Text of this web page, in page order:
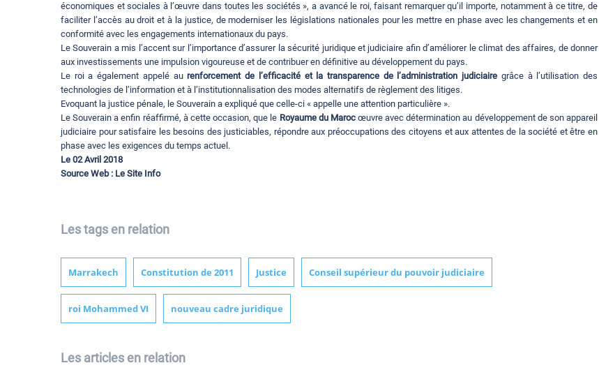
économiques et sociales à l’œuvre dans toutes les sociétés », a avancé le roi, faisant remarquer qu’il importe, notamment à ce titre, de
faciliter l’accès au droit et à la justice, de moderniser les législations nationales pour les mettre en phase avec les changements et en
conformité avec les engagements internationaux du pays.
Le Souverain a mis l’accent sur l’importance d’assurer la sécurité juridique et judiciaire afin d’améliorer le climat des affaires, de donner
aux investissements une impulsion vigoureuse et de contribuer en définitive au développement du pays.
Le roi a également appelé aurenforcement de l’efficacité et la transparence de l’administration judiciaire grâce à l’utilisation des
technologies de l’information et à l’institutionnalisation des modes alternatifs de règlement des litiges.
Evoquant la justice pénale, le Souverain a expliqué que celle-ci « appelle une attention particulière ».
Le Souverain a enfin réaffirmé, à cette occasion, que le Royaume du Marocœuvre avec détermination au développement de son appareil
judiciaire pour satisfaire les besoins des justiciables, répondre aux préoccupations des citoyens et aux attentes de la société et être en
phase avec les exigences du temps actuel.
Le 02 Avril 2018
Source Web : Le Site Info
Les tags en relation
Marrakech Constitution de 2011 Justice Conseil supérieur du pouvoir judiciaire
roi Mohammed VI nouveau cadre juridique
Les articles en relation